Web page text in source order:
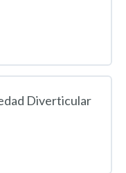
Diverticular